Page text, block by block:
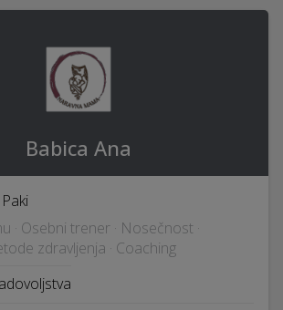
Babica Ana
· Osebni trener · Nosečnost ·
zdravljenja · Coaching